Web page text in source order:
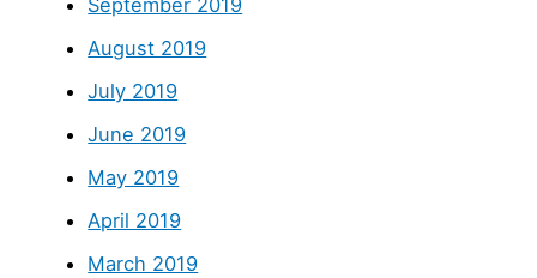
August 2019
July 2019
June 2019
May 2019
April 2019
March 2019